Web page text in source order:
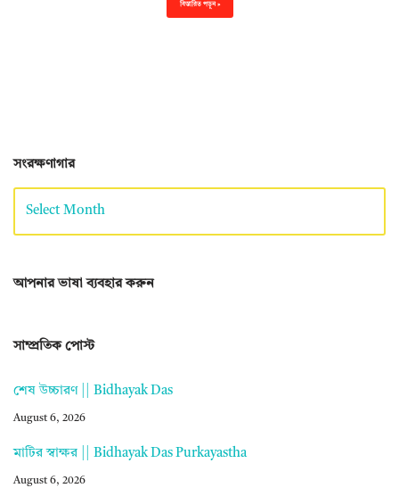
বিস্তারিত পড়ুন »
সংরক্ষণাগার
আপনার ভাষা ব্যবহার করুন
সাম্প্রতিক পোস্ট
শেষ উচ্চারণ || Bidhayak Das
August 6, 2026
মাটির স্বাক্ষর || Bidhayak Das Purkayastha
August 6, 2026